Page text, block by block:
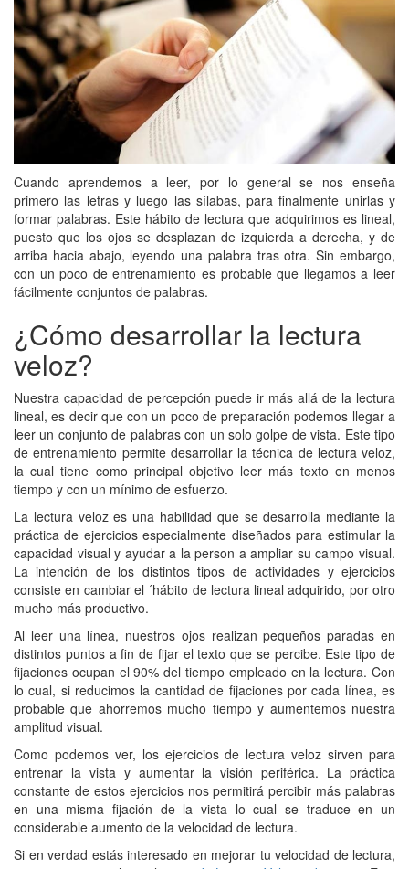
Cuando aprendemos a leer, por lo general se nos enseña
primero las letras y luego las sílabas, para finalmente unirlas y
formar palabras. Este hábito de lectura que adquirimos es lineal,
puesto que los ojos se desplazan de izquierda a derecha, y de
arriba hacia abajo, leyendo una palabra tras otra. Sin embargo,
con un poco de entrenamiento es probable que llegamos a leer
fácilmente conjuntos de palabras.
¿Cómo desarrollar la lectura
veloz?
Nuestra capacidad de percepción puede ir más allá de la lectura
lineal, es decir que con un poco de preparación podemos llegar a
leer un conjunto de palabras con un solo golpe de vista. Este tipo
de entrenamiento permite desarrollar la técnica de lectura veloz,
la cual tiene como principal objetivo leer más texto en menos
tiempo y con un mínimo de esfuerzo.
La lectura veloz es una habilidad que se desarrolla mediante la
práctica de ejercicios especialmente diseñados para estimular la
capacidad visual y ayudar a la person a ampliar su campo visual.
La intención de los distintos tipos de actividades y ejercicios
consiste en cambiar el ´hábito de lectura lineal adquirido, por otro
mucho más productivo.
Al leer una línea, nuestros ojos realizan pequeños paradas en
distintos puntos a fin de fijar el texto que se percibe. Este tipo de
fijaciones ocupan el 90% del tiempo empleado en la lectura. Con
lo cual, si reducimos la cantidad de fijaciones por cada línea, es
probable que ahorremos mucho tiempo y aumentemos nuestra
amplitud visual.
Como podemos ver, los ejercicios de lectura veloz sirven para
entrenar la vista y aumentar la visión periférica. La práctica
constante de estos ejercicios nos permitirá percibir más palabras
en una misma fijación de la vista lo cual se traduce en un
considerable aumento de la velocidad de lectura.
Si en verdad estás interesado en mejorar tu velocidad de lectura,